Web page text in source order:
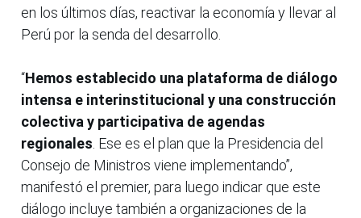
en los últimos días, reactivar la economía y llevar al
Perú por la senda del desarrollo.
“Hemos establecido una plataforma de diálogo
intensa e interinstitucional y una construcción
colectiva y participativa de agendas
regionales . Ese es el plan que la Presidencia del
Consejo de Ministros viene implementando”,
manifestó el premier, para luego indicar que este
diálogo incluye también a organizaciones de la